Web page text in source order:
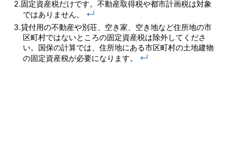
固定資産税だけです。不動産取得税や都市計画税は対象
ではありません。
↵
貸付用の不動産や別荘、空き家、空き地など住所地の市
区町村ではないところの固定資産税は除外してくださ
い。国保の計算では、住所地にある市区町村の土地建物
の固定資産税が必要になります。
↵